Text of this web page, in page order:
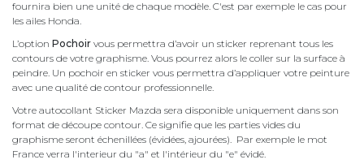
fournira bien une unité de chaque modèle. C'est par exemple le cas pour
les ailes Honda.
L’option Pochoir vous permettra d’avoir un sticker reprenant tous les
contours de votre graphisme. Vous pourrez alors le coller sur la surface à
peindre. Un pochoir en sticker vous permettra d’appliquer votre peinture
avec une qualité de contour professionnelle.
Votre autocollant Sticker Mazda sera disponible uniquement dans son
format de découpe contour. Ce signifie que les parties vides du
graphisme seront échenillées (évidées, ajourées). Par exemple le mot
France verra l'interieur du "a" et l'intérieur du "e" évidé.